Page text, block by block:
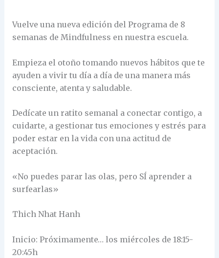
Vuelve una nueva edición del Programa de 8
semanas de Mindfulness en nuestra escuela.
Empieza el otoño tomando nuevos hábitos que te
ayuden a vivir tu día a día de una manera más
consciente, atenta y saludable.
Dedícate un ratito semanal a conectar contigo, a
cuidarte, a gestionar tus emociones y estrés para
poder estar en la vida con una actitud de
aceptación.
«No puedes parar las olas, pero SÍ aprender a
surfearlas»
Thich Nhat Hanh
Inicio: Próximamente… los miércoles de 18:15-
20:45h